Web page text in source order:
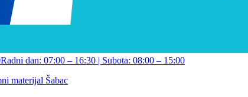
Radni dan: 07:00 – 16:30 | Subota: 08:00 – 15:00